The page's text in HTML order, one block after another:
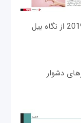
10 فناوری بزرگ و خبرساز سال 2019 از نگاه بیل
دشوار